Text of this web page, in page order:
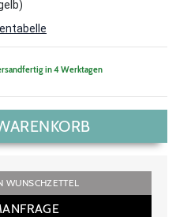
in 4 Werktagen
WUNSCHZETTEL